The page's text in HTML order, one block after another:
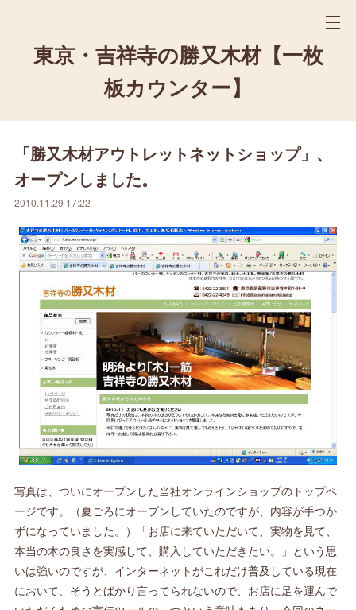
東京・吉祥寺の勝又木材【一枚
板カウンター】
「勝又木材アウトレットネットショップ」、
オープンしました。
2010.11.29 17:22
写真は、ついにオープンした当社オンラインショップのトップペ
ージです。（夏ごろにオープンしていたのですが、内容が手つか
ずになっていました。）「お店に来ていただいて、実物を見て、
本当の木の良さを実感して、購入していただきたい。」という思
いは強いのですが、インターネットがこれだけ普及している現在
において、そうとばかり言ってられないので、お店に足を運んで